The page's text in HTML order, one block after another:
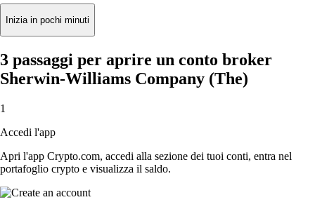
Inizia in pochi minuti
3 passaggi per aprire un conto broker
Sherwin-Williams Company (The)
1
Accedi l'app
Apri l'app Crypto.com, accedi alla sezione dei tuoi conti, entra nel
portafoglio crypto e visualizza il saldo.